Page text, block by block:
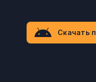
Скачать